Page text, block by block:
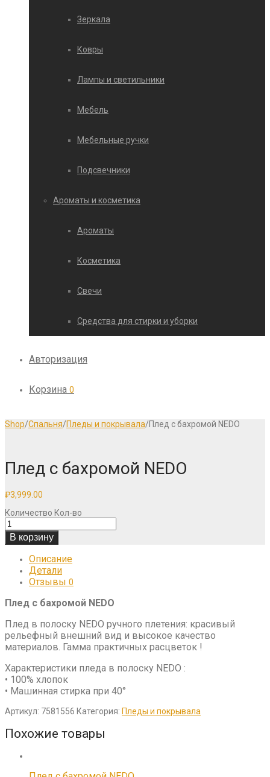
Зеркала
Ковры
Лампы и светильники
Мебель
Мебельные ручки
Подсвечники
Ароматы и косметика
Ароматы
Косметика
Свечи
Средства для стирки и уборки
Авторизация
Корзина 0
Shop/Спальня/Пледы и покрывала/Плед с бахромой NEDO
Плед с бахромой NEDO
₽3,999.00
Количество Кол-во
В корзину
Описание
Детали
Отзывы 0
Плед с бахромой NEDO
Плед в полоску NEDO ручного плетения: красивый
рельефный внешний вид и высокое качество
материалов. Гамма практичных расцветок !
Характеристики пледа в полоску NEDO :
• 100% хлопок
• Машинная стирка при 40°
Артикул: 7581556 Категория: Пледы и покрывала
Похожие товары